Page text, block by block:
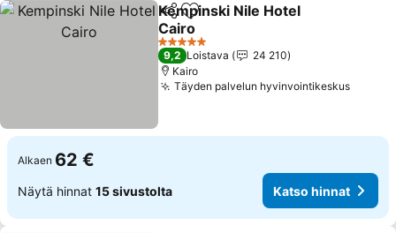
Jaa Lisää suosikkeihin
Kempinski Nile Hotel
Cairo
Katso hinnat
5 Tähtiluokitus
9,2 Loistava
24 210
Kairo
Täyden palvelun hyvinvointikeskusKatso
Alkaen 62 €
Näytä hinnat 15 sivustolta Katso hinnat